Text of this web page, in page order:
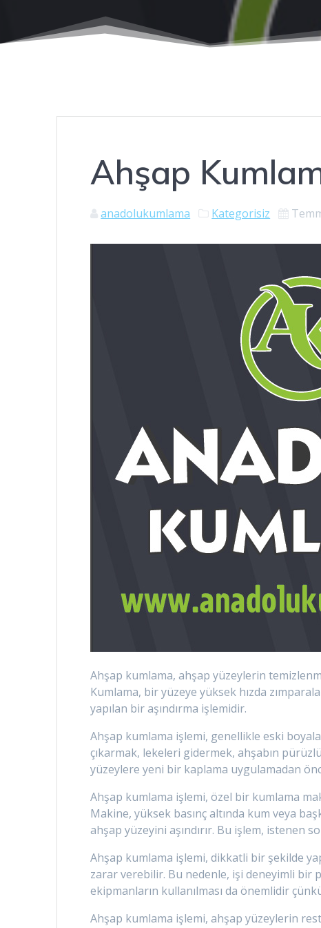
Ahşap
anadolukumlama Kategorisiz
Ahşap kumlama, ahşap yüzeylerin
Kumlama, bir yüzeye yüksek hızda
yapılan bir aşındırma işlemidir.
Ahşap kumlama işlemi, genellikle eski
çıkarmak, lekeleri gidermek, ahşabın
yüzeylere yeni bir kaplama uygulamadan
Ahşap kumlama işlemi, özel bir kumlama
Makine, yüksek basınç altında kum veya
ahşap yüzeyini aşındırır. Bu işlem, istenen
Ahşap kumlama işlemi, dikkatli bir şekilde
zarar verebilir. Bu nedenle, işi deneyimli bir
ekipmanların kullanılması da önemlidir
Ahşap kumlama işlemi, ahşap yüzeylerin